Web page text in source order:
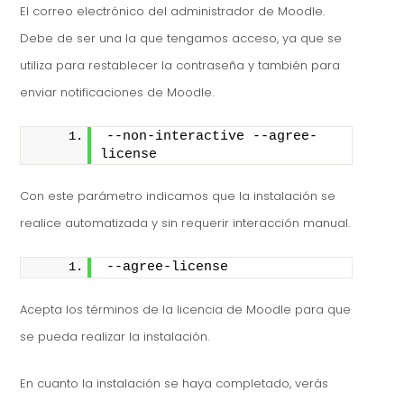
El correo electrónico del administrador de Moodle.
Debe de ser una la que tengamos acceso, ya que se
utiliza para restablecer la contraseña y también para
enviar notificaciones de Moodle.
--non-interactive --agree-
license
Con este parámetro indicamos que la instalación se
realice automatizada y sin requerir interacción manual.
--agree-license
Acepta los términos de la licencia de Moodle para que
se pueda realizar la instalación.
En cuanto la instalación se haya completado, verás